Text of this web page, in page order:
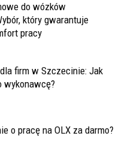
do wózków
który gwarantuje
pracy
firm w Szczecinie: Jak
wykonawcę?
o pracę na OLX za darmo?